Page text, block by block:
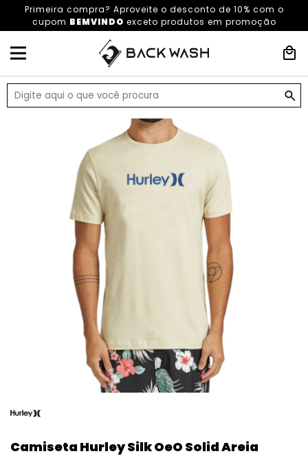
Primeira compra? Aproveite o desconto de 10% com o
cupom BEMVINDO exceto produtos em promoção
HOME ROUPAS ROUPAS MASCULINAS CAMISETAS
Camiseta Hurley Silk OeO Solid Areia